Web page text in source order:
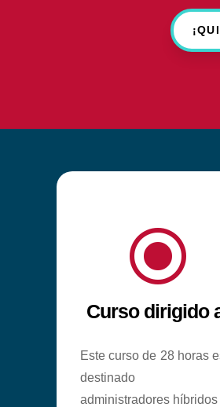
\
Curso dirigido
Este curso de 28 horas
destinado
administradores